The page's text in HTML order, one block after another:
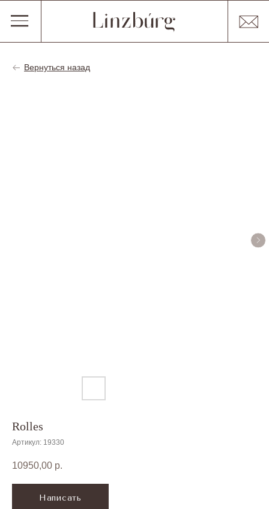
Вернуться назад
Rolles
Артикул: 19330
10950,00 р.
Написать